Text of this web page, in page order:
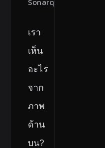
Sonarqube
เรา
เห็น
อะไร
จาก
ภาพ
ด้าน
บน?